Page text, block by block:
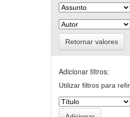
Retornar valores
Adicionar filtros:
Utilizar filtros para